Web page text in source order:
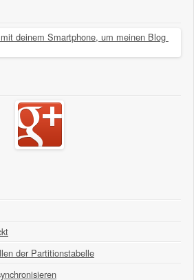
der Partitionstabelle